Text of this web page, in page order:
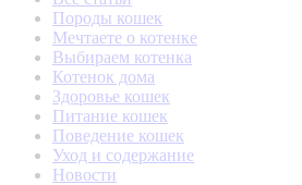
Породы кошек
Мечтаете о котенке
Выбираем котенка
Котенок дома
Здоровье кошек
Питание кошек
Поведение кошек
Уход и содержание
Новости